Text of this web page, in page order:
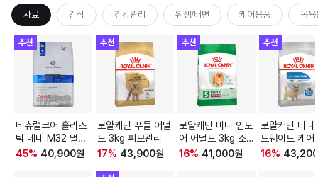
사료 간식 건강관리 위생/배변 케어용품 목욕
추천
네츄럴코어 홀리스
틱 베네 M32 멀티
프로테인 6kg
45% 40,900원
추천
로얄캐닌 푸들 어덜
트 3kg 피모관리
17% 43,900원
추천
로얄캐닌 미니 인도
어 어덜트 3kg 소화
기 건강
16% 41,000원
추천
로얄캐닌 미니
트웨이트 케
체중조절
16% 43,200